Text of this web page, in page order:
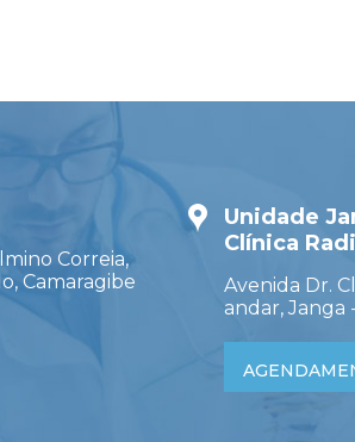
Correia,
Camaragibe
Unidade
Clínica
Avenida Dr.
andar, Janga